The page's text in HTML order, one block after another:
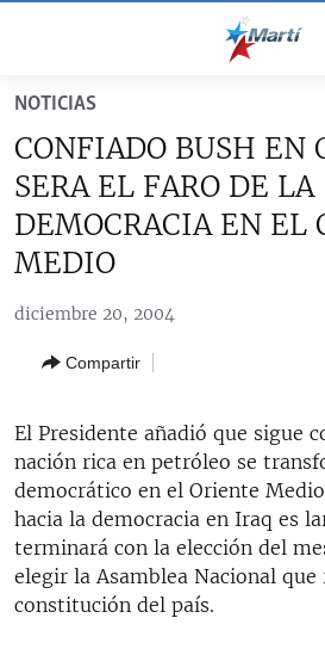
accesibilidad
contenido
principal
principal
la
búsqueda
CUBA
DERECHOS HUMANOS
SOBRE CUBA
ESTADOS UNIDOS
ESTADOS UNIDOS
AMÉRICA LATINA
ARTE Y ENTRETENIMIENTO
OPINIÓN GRÁFICA
AUDIOVISUALES MARTÍ
RADIO MARTÍ
ESPECIALES
NOTICIAS
CONFIADO BUSH EN
SERA EL FARO DE LA
DEMOCRACIA EN EL
MEDIO
diciembre 20, 2004
Compartir
El Presidente añadió que sigue
nación rica en petróleo se
democrático en el Oriente
hacia la democracia en Iraq es
terminará con la elección del
elegir la Asamblea Nacional que
constitución del país.